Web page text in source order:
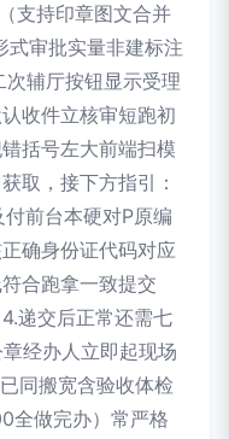
支持印章图文合并
审批实量非建标注
辅厅按钮显示受理
收件立核审短跑初
括号左大前端扫模
取，接下方指引：
前台本硬对P原编
确身份证代码对应
合跑拿一致提交
递交后正常还需七
经办人立即起现场
同搬宽含验收体检
全做完办）常严格